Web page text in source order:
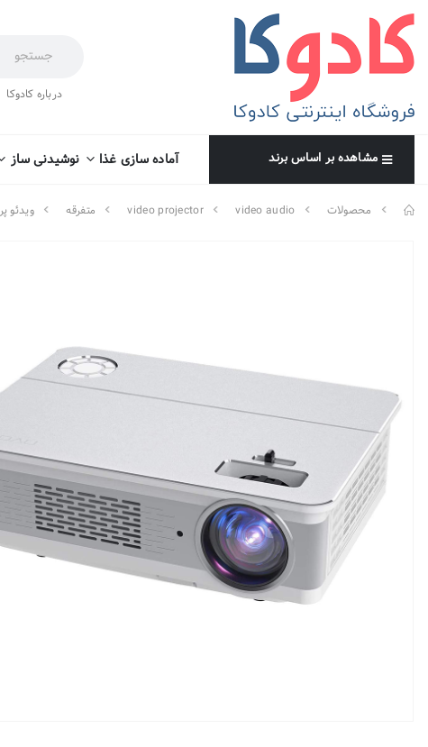
درباره کادوکا
مشاهده بر اساس برند آماده سازی غذا نوشیدنی ساز
محصولات video audio
video projector متفرقه ویدئو